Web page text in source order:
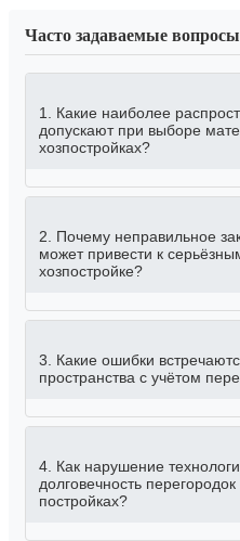
Часто задаваемые вопросы
1. Какие наиболее
допускают при выборе
хозпостройках?
2. Почему неправильное
может привести к
хозпостройке?
3. Какие ошибки
пространства с учётом
4. Как нарушение
долговечность
постройках?